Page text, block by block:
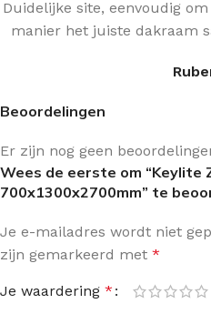
Duidelijke site, eenvoudig
manier het juiste dakraam
Beoordelingen
Er zijn nog geen
Wees de eerste om “Keylite
700x1300x2700mm” te
Je e-mailadres wordt niet
zijn gemarkeerd met *
Je waardering *